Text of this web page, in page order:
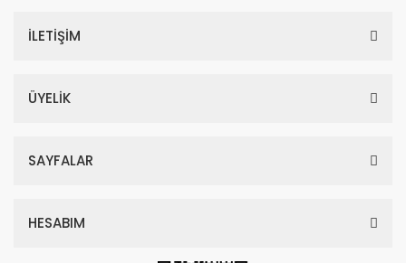
İLETİŞİM
ÜYELİK
SAYFALAR
HESABIM